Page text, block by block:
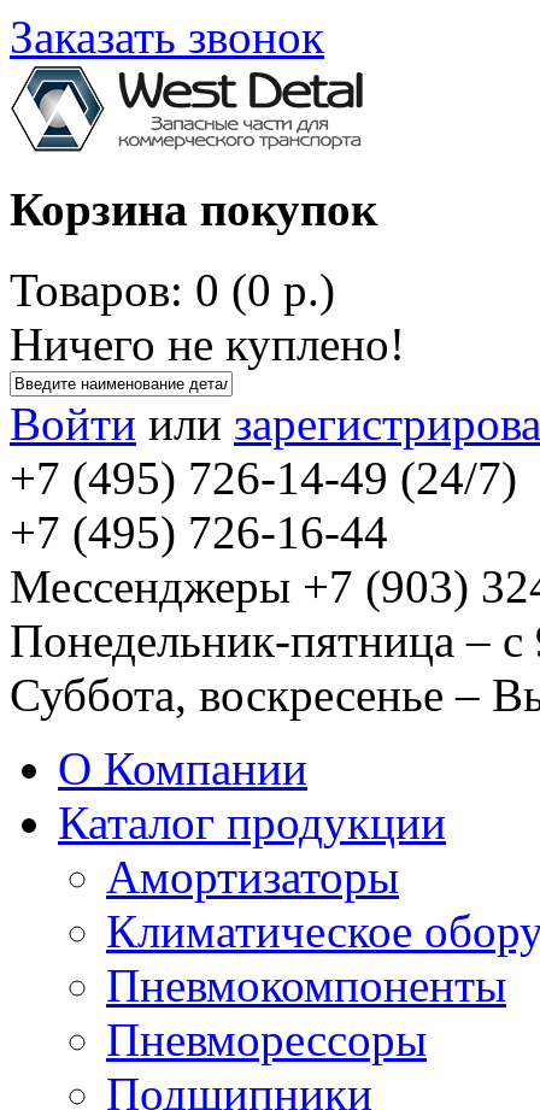
Заказать звонок
Корзина покупок
Товаров: 0 (0 р.)
Ничего не куплено!
Войти или
+7 (495) 726-14-49 (24/7)
+7 (495) 726-16-44
Мессенджеры +7 (903)
Понедельник-пятница –
Суббота, воскресенье –
О Компании
Каталог продукции
Амортизаторы
Климатическое
Пневмокомпоненты
Пневморессоры
Подшипники